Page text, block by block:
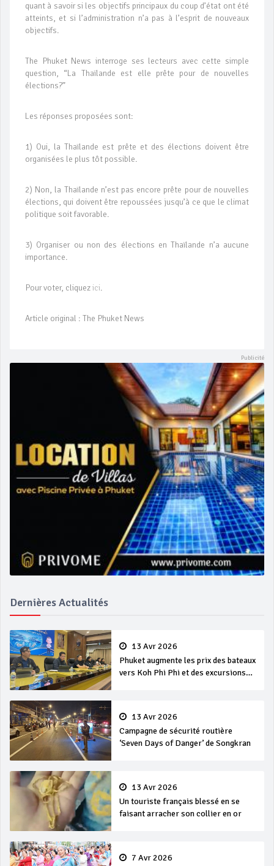
quant à savoir si les objectifs principaux du coup d’état ont été
atteints, et si l’administration n’a pas à l’esprit de nouveaux
objectifs.
The Phuket News interroge ses lecteurs avec cette simple
question, “La Thaïlande est elle prête pour de nouvelles
élections?”
Les réponses proposées sont:
1) Oui, la Thaïlande est prête et des élections doivent être
organisées le plus tôt possible.
2) Non, la Thaïlande n’est pas encore prête pour de nouvelles
élections, qui doivent être repoussées jusqu’à ce que le climat
politique soit favorable.
3) Organiser ou non des élections en Thaïlande n’a aucune
importance.
Pour voter, cliquezici.
Article original : The Phuket News
Dernières Actualités
13 Avr 2026
Phuket augmente les prix des bateaux
vers Koh Phi Phi et des excursions
13 Avr 2026
Campagne de sécurité routière
‘Seven Days of Danger’ de Songkran
13 Avr 2026
Un touriste français blessé en se
faisant arracher son collier en or
7 Avr 2026